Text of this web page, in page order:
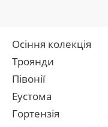
Осіння колекція
Троянди
Півонії
Еустома
Гортензія